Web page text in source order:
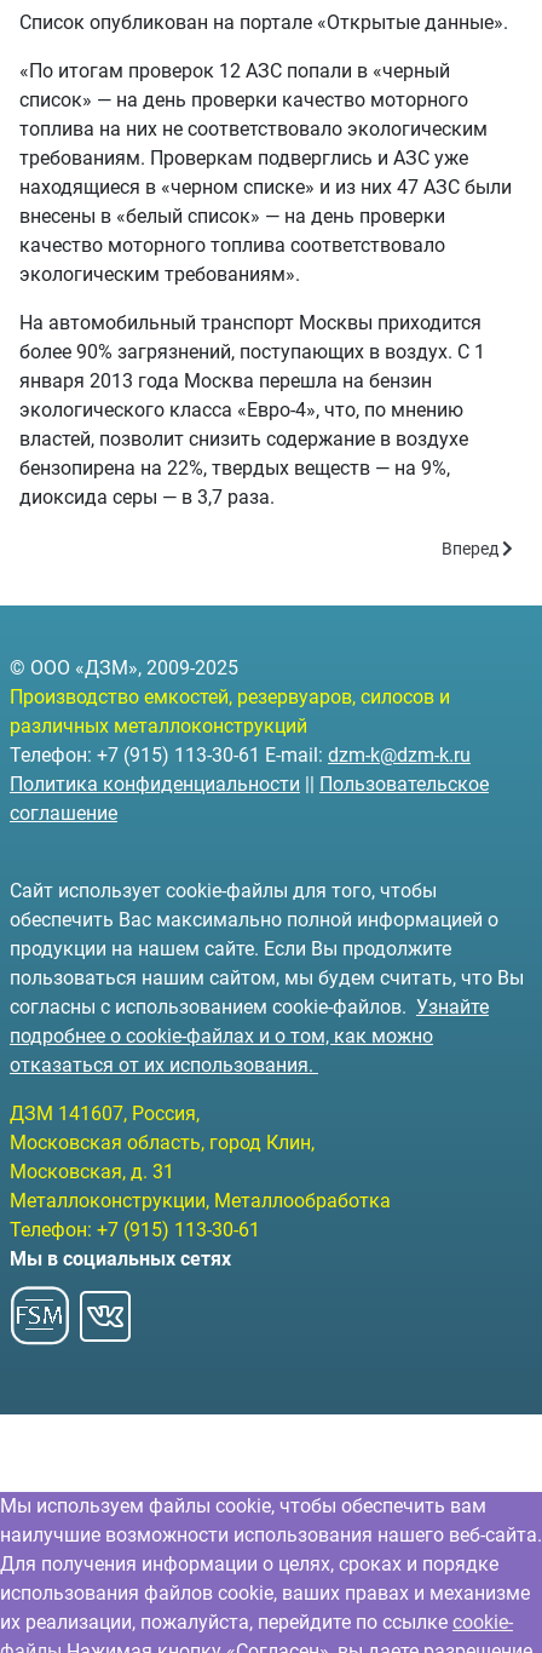
Список опубликован на портале «Открытые данные».
«По итогам проверок 12 АЗС попали в «черный
список» — на день проверки качество моторного
топлива на них не соответствовало экологическим
требованиям. Проверкам подверглись и АЗС уже
находящиеся в «черном списке» и из них 47 АЗС были
внесены в «белый список» — на день проверки
качество моторного топлива соответствовало
экологическим требованиям».
На автомобильный транспорт Москвы приходится
более 90% загрязнений, поступающих в воздух. С 1
января 2013 года Москва перешла на бензин
экологического класса «Евро-4», что, по мнению
властей, позволит снизить содержание в воздухе
бензопирена на 22%, твердых веществ — на 9%,
диоксида серы — в 3,7 раза.
Следующий:
Вперед
© ООО «ДЗМ», 2009-2025
Производство емкостей, резервуаров, силосов и
различных металлоконструкций
Телефон: +7 (915) 113-30-61 E-mail: dzm-k@dzm-k.ru
Политика конфиденциальности || Пользовательское
соглашение
Сайт использует cookie-файлы для того, чтобы
обеспечить Вас максимально полной информацией о
продукции на нашем сайте. Если Вы продолжите
пользоваться нашим сайтом, мы будем считать, что Вы
согласны с использованием cookie-файлов. Узнайте
подробнее о cookie-файлах и о том, как можно
отказаться от их использования.
ДЗМ 141607, Россия,
Московская область, город Клин,
Московская, д. 31
Металлоконструкции, Металлообработка
Телефон: +7 (915) 113-30-61
Мы в социальных сетях
Мы используем файлы cookie, чтобы обеспечить вам
наилучшие возможности использования нашего веб-сайта.
Для получения информации о целях, сроках и порядке
использования файлов cookie, ваших правах и механизме
их реализации, пожалуйста, перейдите по ссылке cookie-